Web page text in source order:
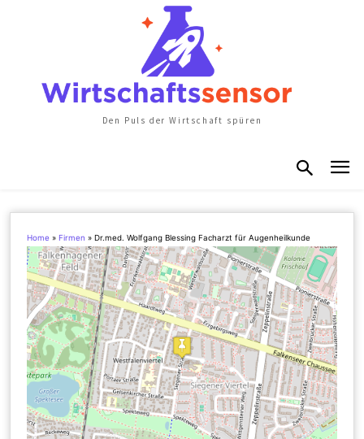
Den Puls der Wirtschaft spüren
Home » Firmen »Dr.med. Wolfgang Blessing Facharzt für Augenheilkunde